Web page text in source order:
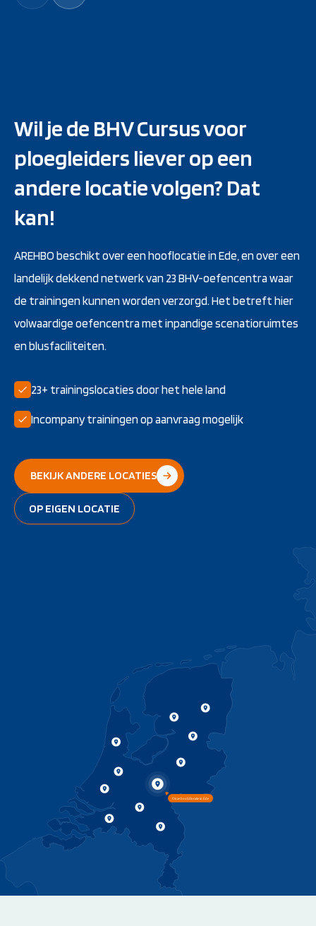
Wil je de BHV Cursus voor
ploegleiders liever op een
andere locatie volgen? Dat
kan!
AREHBO beschikt over een hooflocatie in Ede, en over een
landelijk dekkend netwerk van 23 BHV-oefencentra waar
de trainingen kunnen worden verzorgd. Het betreft hier
volwaardige oefencentra met inpandige scenatioruimtes
en blusfaciliteiten.
23+ trainingslocaties door het hele land
Incompany trainingen op aanvraag mogelijk
BEKIJK ANDERE LOCATIES
OP EIGEN LOCATIE